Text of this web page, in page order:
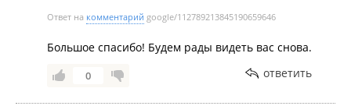
Ответ на комментарий google/112789213845190659646
Большое спасибо! Будем рады видеть вас снова.
0 ответить